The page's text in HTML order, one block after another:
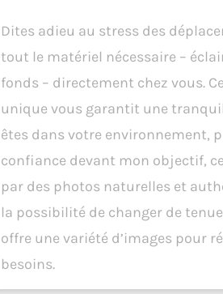
Dites adieu au stress des
tout le matériel nécessaire –
fonds – directement chez vous.
unique vous garantit une
êtes dans votre environnement,
confiance devant mon objectif,
par des photos naturelles et
la possibilité de changer de
offre une variété d’images pour
besoins.